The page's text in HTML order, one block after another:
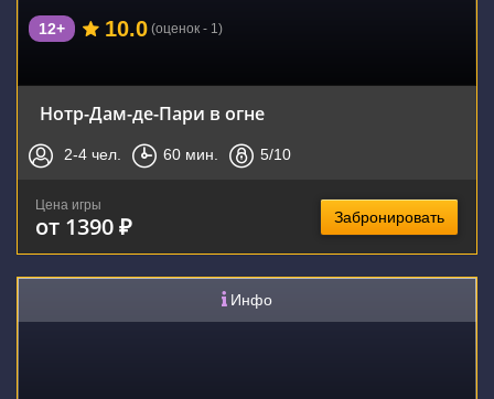
12+ 10.0 (оценок - 1)
Нотр-Дам-де-Пари в огне
2-4 чел. 60 мин. 5/10
Цена игры
от 1390 ₽ Забронировать
Инфо